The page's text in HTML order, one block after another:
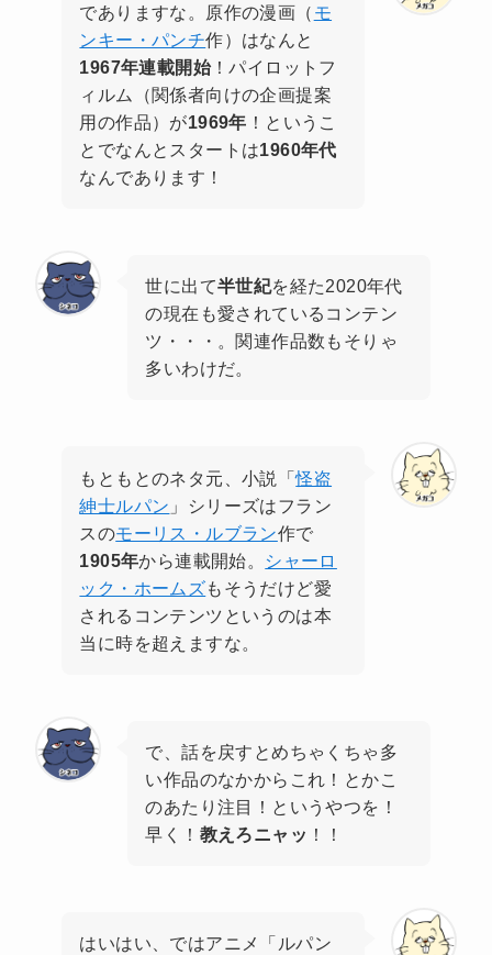
でありますな。原作の漫画（ モ
ンキー・パンチ作）はなんと
1967年連載開始！パイロットフ
ィルム（関係者向けの企画提案
用の作品）が1969年 ！というこ
とでなんとスタートは1960年代
なんであります！
世に出て半世紀を経た2020年代
の現在も愛されているコンテン
ツ・・・。関連作品数もそりゃ
多いわけだ。
もともとのネタ元、小説「怪盗
紳士ルパン 」シリーズはフラン
スのモーリス・ルブラン作で
1905年から連載開始。 シャーロ
ック・ホームズもそうだけど愛
されるコンテンツというのは本
当に時を超えますな。
で、話を戻すとめちゃくちゃ多
い作品のなかからこれ！とかこ
のあたり注目！というやつを！
早く！ 教えろニャッ ！！
はいはい、ではアニメ「ルパン